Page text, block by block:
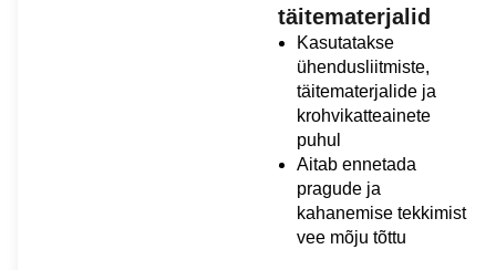
täitematerjalid
Kasutatakse
ühendusliitmiste,
täitematerjalide ja
krohvikatteainete
puhul
Aitab ennetada
pragude ja
kahanemise tekkimist
vee mõju tõttu